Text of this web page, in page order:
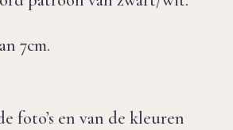
7cm.
foto’s en van de kleuren